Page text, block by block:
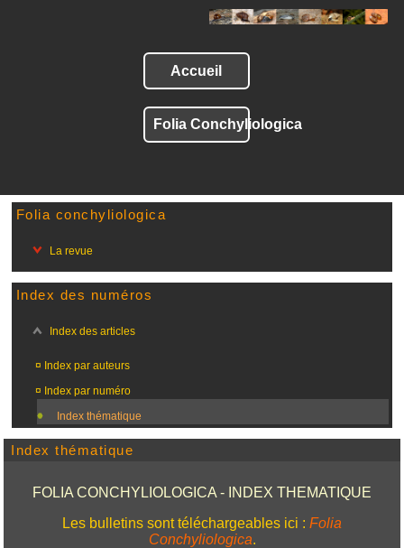
Accueil
Folia Conchyliologica
Folia conchyliologica
La revue
Index des numéros
Index des articles
¤ Index par auteurs
¤ Index par numéro
Index thématique
Index thématique
FOLIA CONCHYLIOLOGICA - INDEX THEMATIQUE
Les bulletins sont téléchargeables ici : Folia
Conchyliologica.